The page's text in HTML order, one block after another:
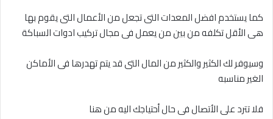
كما يستخدم افضل المعدات التى تجعل من الأعمال التى يقوم بها
هى الأقل تكلفه من بين من يعمل فى مجال تركيب ادوات السباكة
وسيوفر لك الكثير والكثير من المال التى قد يتم تهدرها فى الأماكن
الغير مناسبه
فلا تترد على الأتصال فى حال أحتياجك اليه من هنا